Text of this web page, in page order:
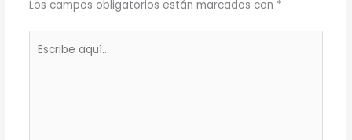
Los campos obligatorios están marcados con *